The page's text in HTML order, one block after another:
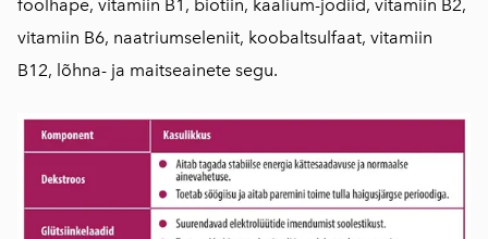
foolhape, vitamiin B1, biotiin, kaalium-jodiid, vitamiin B2,
vitamiin B6, naatriumseleniit, koobaltsulfaat, vitamiin
B12, lõhna- ja maitseainete segu.